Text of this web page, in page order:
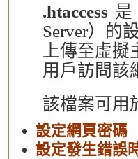
.htaccess 是
Server）的
上傳至虛
用戶訪問該
該檔案可用
設定網頁密碼
設定發生錯誤